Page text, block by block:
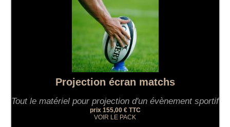
Projection écran matchs
Tout le matériel pour projection d'un évènement sportif
prix 155,00 € TTC
VOIR LE PACK